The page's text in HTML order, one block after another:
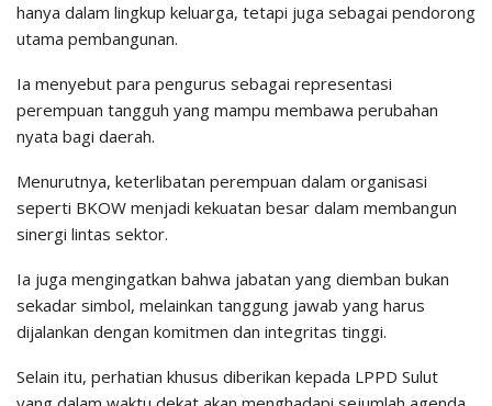
hanya dalam lingkup keluarga, tetapi juga sebagai pendorong
utama pembangunan.
Ia menyebut para pengurus sebagai representasi
perempuan tangguh yang mampu membawa perubahan
nyata bagi daerah.
Menurutnya, keterlibatan perempuan dalam organisasi
seperti BKOW menjadi kekuatan besar dalam membangun
sinergi lintas sektor.
Ia juga mengingatkan bahwa jabatan yang diemban bukan
sekadar simbol, melainkan tanggung jawab yang harus
dijalankan dengan komitmen dan integritas tinggi.
Selain itu, perhatian khusus diberikan kepada LPPD Sulut